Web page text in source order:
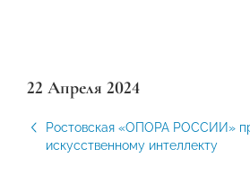
22 Апреля 2024
Ростовская «ОПОРА РОССИИ»
искусственному интеллекту